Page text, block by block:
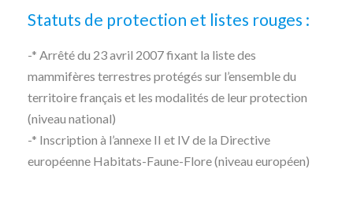
Statuts de protection et listes rouges :
-* Arrêté du 23 avril 2007 fixant la liste des
mammifères terrestres protégés sur l’ensemble du
territoire français et les modalités de leur protection
(niveau national)
-* Inscription à l’annexe II et IV de la Directive
européenne Habitats-Faune-Flore (niveau européen)